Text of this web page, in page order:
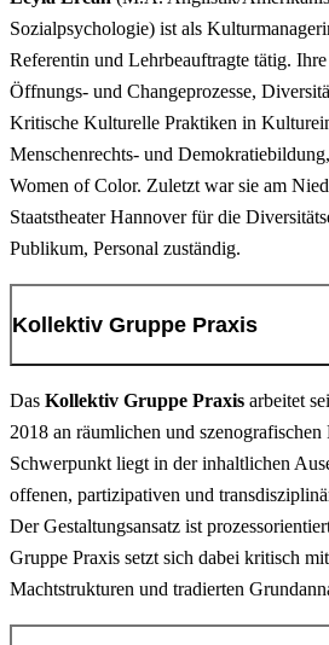
Raum und formen unsere Denkweisen,
ist die Grundlage der westlichen
Im Vortrag geht es um ein
ehemaligen, heute stark gentrifiizierten,
Industrialisierungsprozesse, die auf der
Körper zur Gewinnung von Rohstoffen
globalen Nordens beruhen und eine
aus dem Jahr 2023. Das Projekt
Vortrag, Henk Müller und Johannes
Praxis
Um Museumsräume für eine vielfältige
ist es notwendig, sich auch mit der
vorherrschenden und historisch
Museen auseinander zu setzen. Wie
13:15–14:15
Performative Praxen feministischer
Screenings und Gespräch, Nicola
schubert–stegemann
Das Kollektiv schubert-stegemann
Performances, in deren Zentrum die
Geschichte, Architektur und Körper
„mutterstadt“ (Kurzfilm) und „ageing
Audiowalk im urbanen Raum) setzen sie
Dortmund in Analogie mit dem
stellen Fragen nach Identität,
empowernden Strategien von älteren
Das Konzept „ageing trouble“
Praxis des „Flexens“, das für eine aktive
Sozialpsychologie) ist als
Referentin und Lehrbeauftragte tätig.
Öffnungs- und Changeprozesse,
Kritische Kulturelle Praktiken in
Menschenrechts- und
Women of Color. Zuletzt war sie am
Staatstheater Hannover für die
Publikum, Personal zuständig.
Kollektiv Gruppe Praxis
Das Kollektiv Gruppe Praxis arbeitet
2018 an räumlichen und
Schwerpunkt liegt in der inhaltlichen
offenen, partizipativen und
Der Gestaltungsansatz ist
Gruppe Praxis setzt sich dabei kritisch
Machtstrukturen und tradierten